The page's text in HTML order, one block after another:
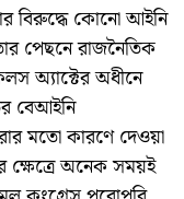
বিরুদ্ধে কোনো আইনি
পেছনে রাজনৈতিক
অ্যাক্টের অধীনে
বেআইনি
মতো কারণে দেওয়া
অনেক সময়ই